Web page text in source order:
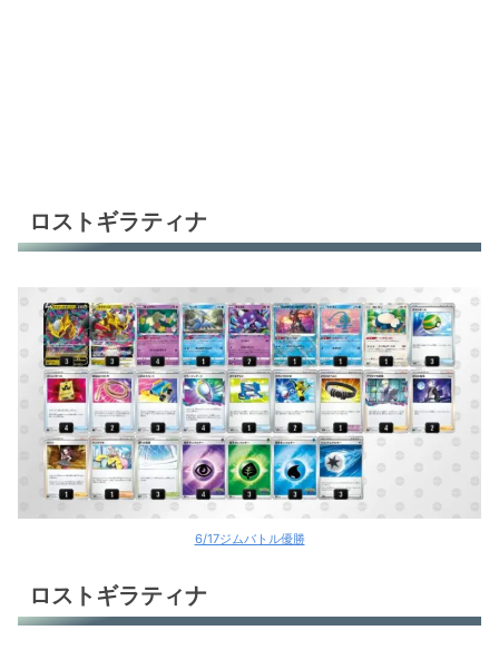
ロストギラティナ
6/17ジムバトル優勝
ロストギラティナ